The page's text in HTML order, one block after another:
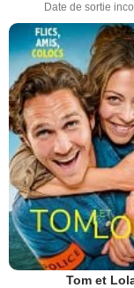
Date de sortie
Tom et